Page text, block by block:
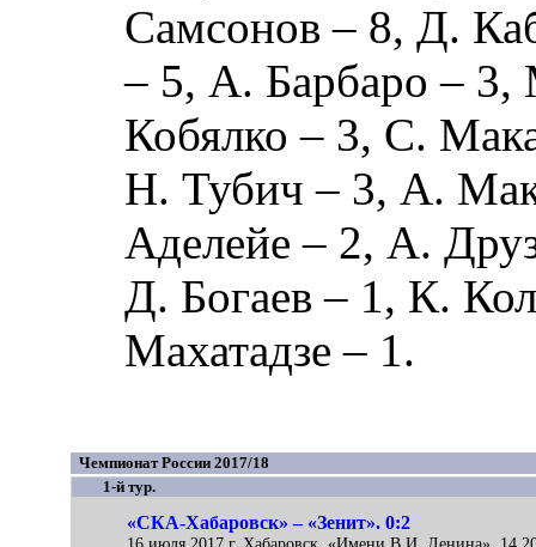
Самсонов – 8,Д.
– 5, А. Барбаро – 3,
Кобялко – 3, С.
Н. Тубич – 3, А.
Аделейе – 2, А.
Д. Богаев – 1, К.
Махатадзе – 1.
Чемпионат России 2017/18
1-й тур.
«СКА-Хабаровск» – «Зенит». 0:2